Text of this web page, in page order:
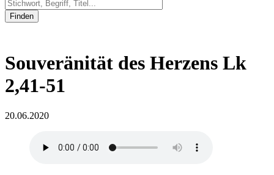
Finden
Souveränität des Herzens Lk
2,41-51
20.06.2020